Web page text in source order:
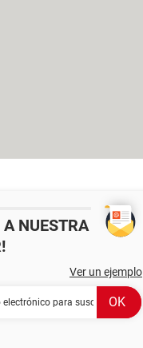
A NUESTRA
Ver un ejemplo